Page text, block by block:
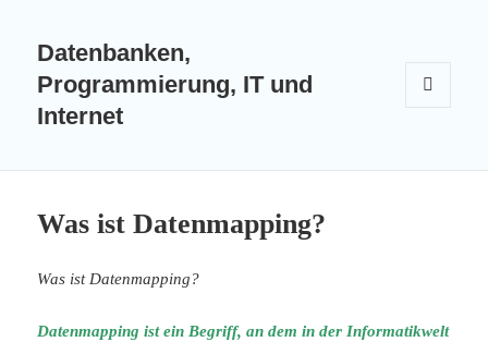
Datenbanken,
Programmierung, IT und
Internet
Was ist Datenmapping?
Was ist Datenmapping?
Datenmapping ist ein Begriff, an dem in der Informatikwelt